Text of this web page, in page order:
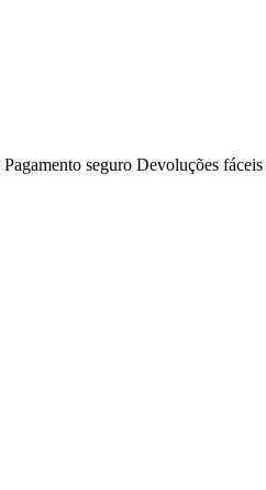
Pagamento seguro Devoluções fáceis